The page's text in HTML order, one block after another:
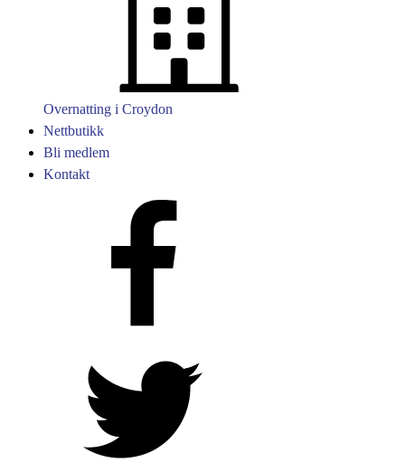
Overnatting i Croydon
Nettbutikk
Bli medlem
Kontakt